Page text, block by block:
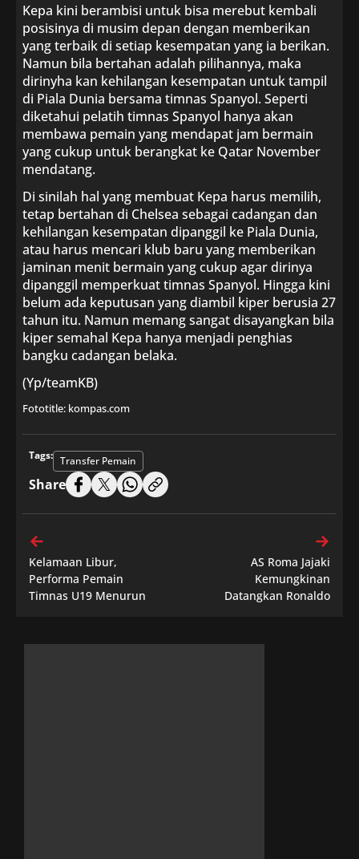
Kepa kini berambisi untuk bisa merebut kembali
posisinya di musim depan dengan memberikan
yang terbaik di setiap kesempatan yang ia berikan.
Namun bila bertahan adalah pilihannya, maka
dirinyha kan kehilangan kesempatan untuk tampil
di Piala Dunia bersama timnas Spanyol. Seperti
diketahui pelatih timnas Spanyol hanya akan
membawa pemain yang mendapat jam bermain
yang cukup untuk berangkat ke Qatar November
mendatang.
Di sinilah hal yang membuat Kepa harus memilih,
tetap bertahan di Chelsea sebagai cadangan dan
kehilangan kesempatan dipanggil ke Piala Dunia,
atau harus mencari klub baru yang memberikan
jaminan menit bermain yang cukup agar dirinya
dipanggil memperkuat timnas Spanyol. Hingga kini
belum ada keputusan yang diambil kiper berusia 27
tahun itu. Namun memang sangat disayangkan bila
kiper semahal Kepa hanya menjadi penghias
bangku cadangan belaka.
(Yp/teamKB)
Fototitle: kompas.com
Tags: Transfer Pemain
Share
Kelamaan Libur,
Performa Pemain
Timnas U19 Menurun
AS Roma Jajaki
Kemungkinan
Datangkan Ronaldo